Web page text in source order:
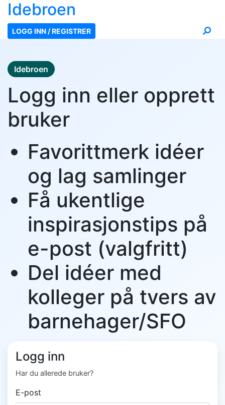
Idebroen
LOGG INN / REGISTRER
Idebroen
Logg inn eller opprett
bruker
Favorittmerk idéer
og lag samlinger
Få ukentlige
inspirasjonstips på
e-post (valgfritt)
Del idéer med
kolleger på tvers av
barnehager/SFO
Logg inn
Har du allerede bruker?
E-post